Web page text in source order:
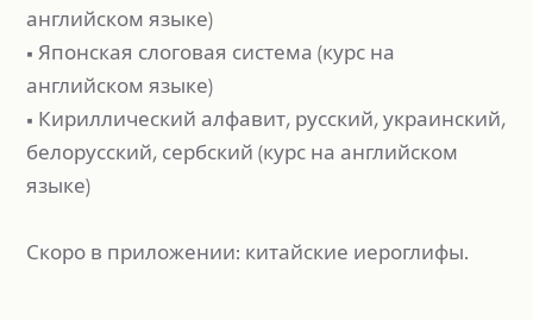
английском языке)
• Японская слоговая система (курс на
английском языке)
• Кириллический алфавит, русский, украинский,
белорусский, сербский (курс на английском
языке)
Скоро в приложении: китайские иероглифы.